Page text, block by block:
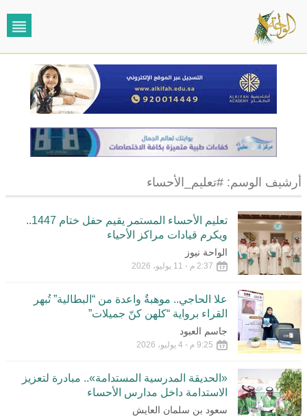
أرشيف الوسم: #تعليم_الأحساء
تعليم الأحساء المستمر يقيم حفل ختام 1447..
ويكرم قيادات مراكز الأحياء
الواحة نيوز
2:37 م - 11 يوليو، 2026
علا الحاجي.. موهبةٌ واعدة من “البطالية” تُبهر
القراء برواية “كلهن كنّ جميلات”
جاسم العبود
9:25 م - 4 يوليو، 2026
«الحديقة المدرسية المستدامة».. مبادرة لتعزيز
الاستدامة داخل مدارس الأحساء
سعود بن سلمان العايش